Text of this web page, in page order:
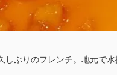
しぶりのフレンチ。地元で